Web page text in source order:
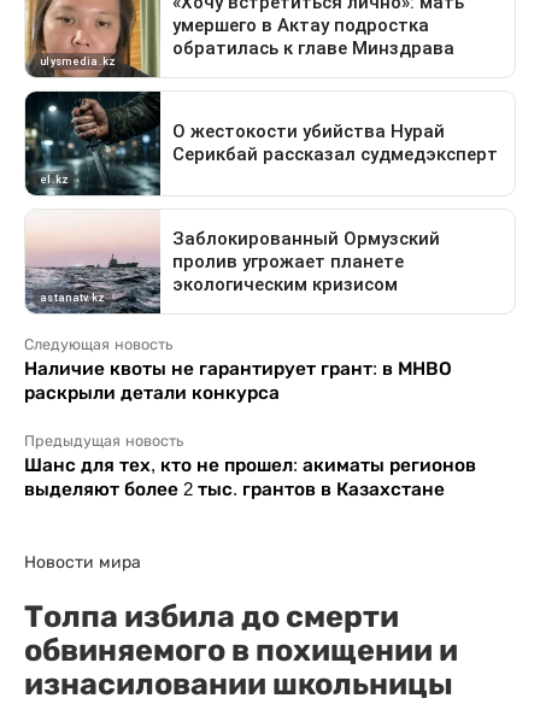
Следующая новость
Наличие квоты не гарантирует грант: в МНВО
раскрыли детали конкурса
Предыдущая новость
Шанс для тех, кто не прошел: акиматы регионов
выделяют более 2 тыс. грантов в Казахстане
Новости мира
Толпа избила до смерти
обвиняемого в похищении и
изнасиловании школьницы